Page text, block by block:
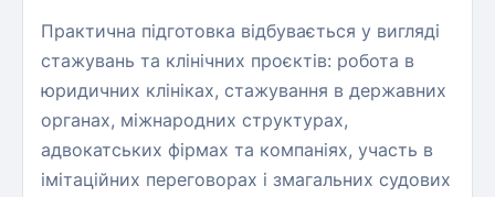
Практична підготовка відбувається у вигляді
стажувань та клінічних проєктів: робота в
юридичних клініках, стажування в державних
органах, міжнародних структурах,
адвокатських фірмах та компаніях, участь в
імітаційних переговорах і змагальних судових